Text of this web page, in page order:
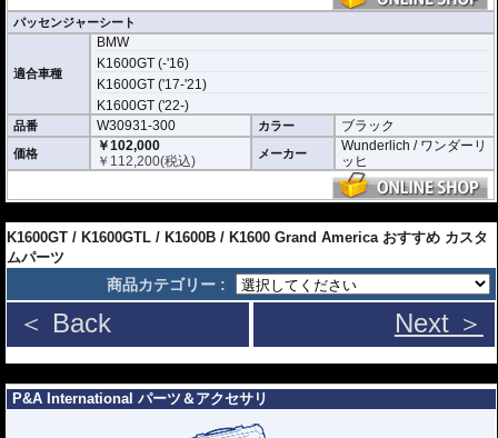
パッセンジャーシート
適合車種
BMW
K1600GT (-'16)
K1600GT ('17-'21)
K1600GT ('22-)
品番 W30931-300 カラー ブラック
価格
￥102,000
￥ 112,200(税込) メーカー
Wunderlich / ワンダーリ
ッヒ
K1600GT / K1600GTL / K1600B / K1600 Grand America おすすめ カスタ
ムパーツ
商品カテゴリー :
＜ Back Next ＞
P&A International パーツ＆アクセサリ